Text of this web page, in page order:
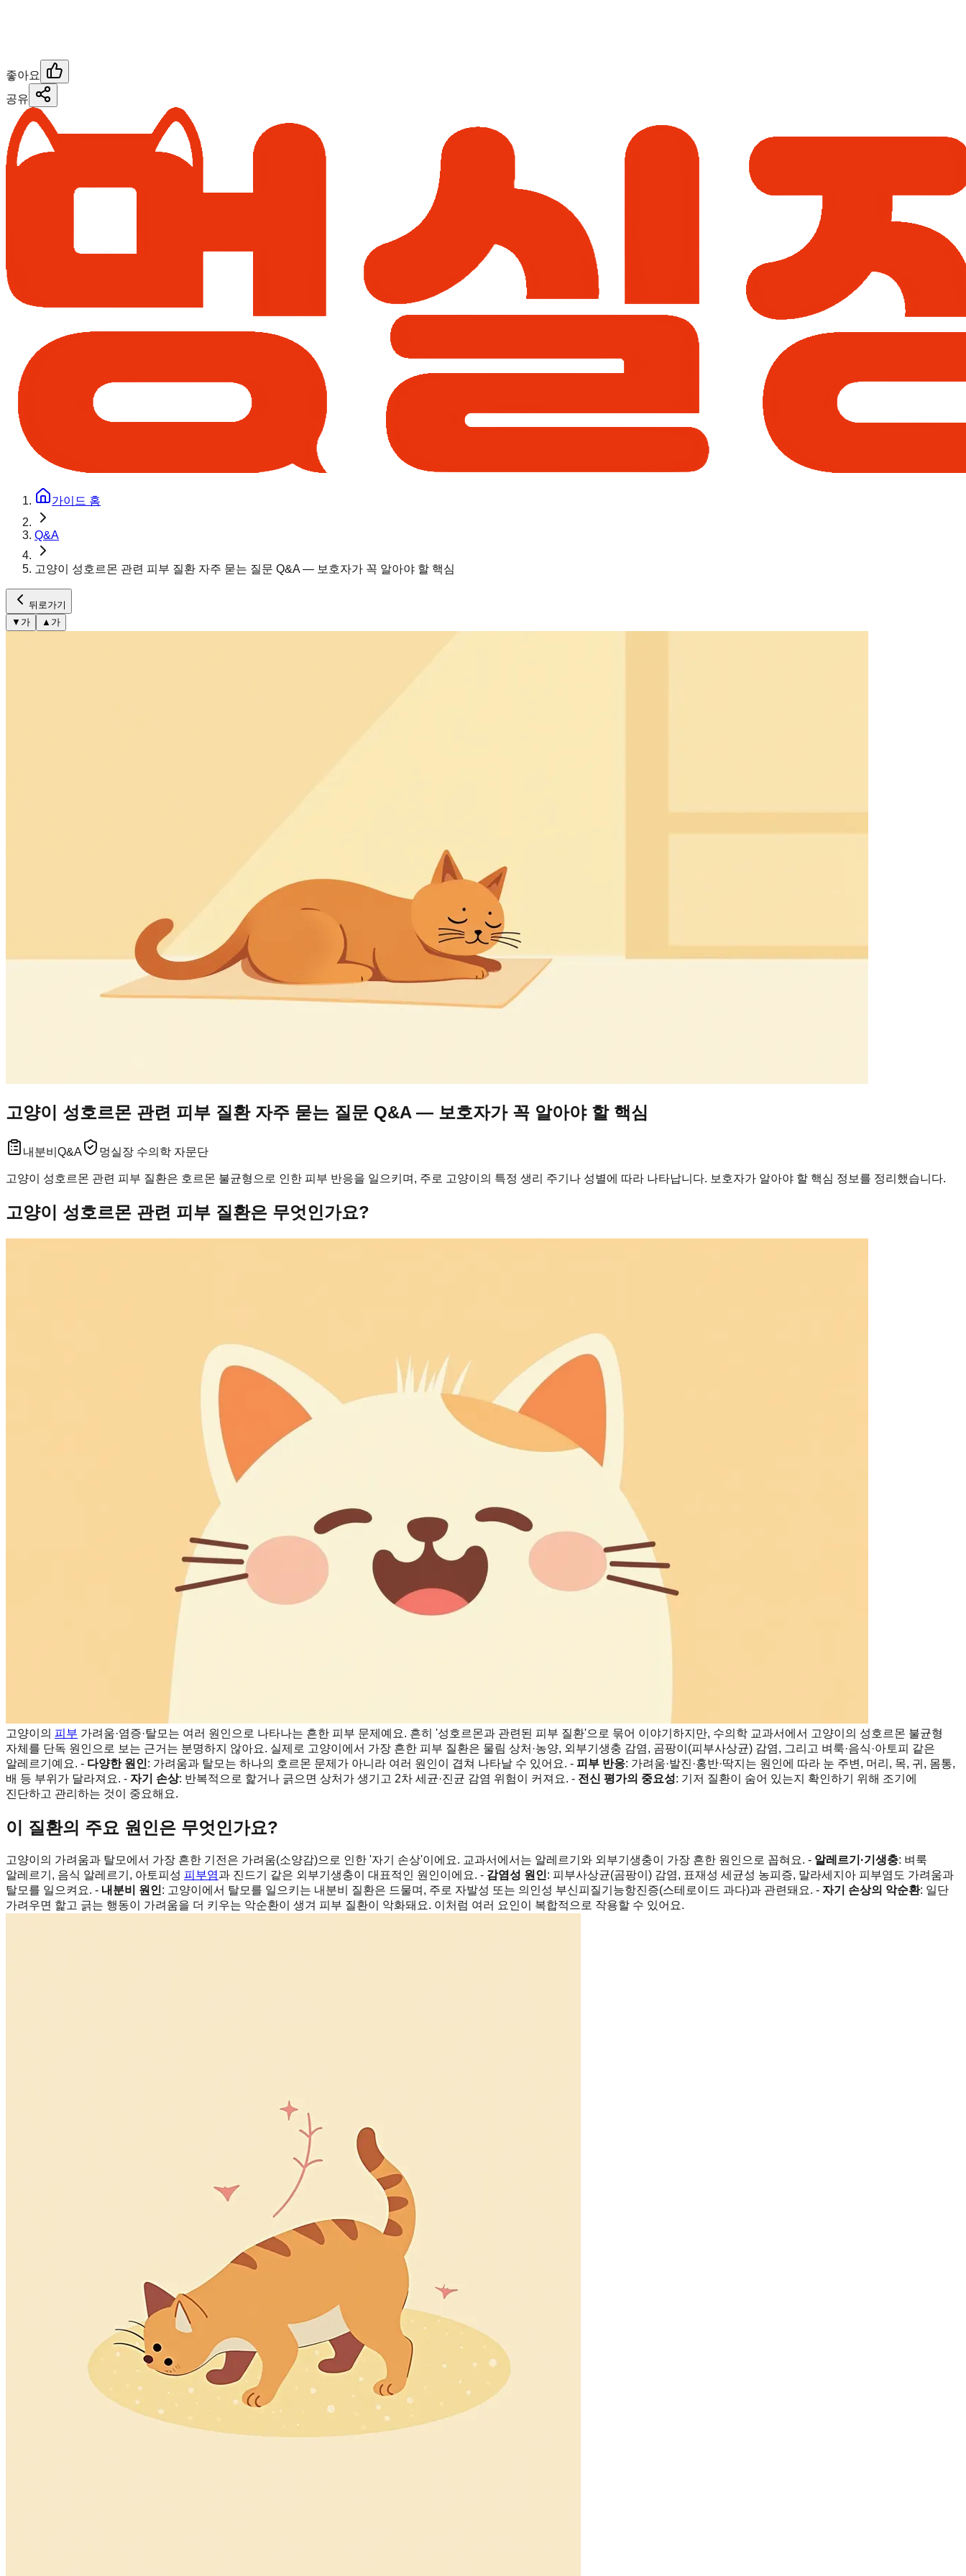
좋아요
공유
가이드 홈
Q&A
고양이 성호르몬 관련 피부 질환 자주 묻는 질문 Q&A — 보호자가 꼭 알아야 할 핵심
뒤로가기
▼ 가 ▲ 가
고양이 성호르몬 관련 피부 질환 자주 묻는 질문 Q&A — 보호자가 꼭 알아야 할 핵심
내분비 Q&A 멍실장 수의학 자문단
고양이 성호르몬 관련 피부 질환은 호르몬 불균형으로 인한 피부 반응을 일으키며, 주로 고양이의 특정 생리 주기나 성별에 따라 나타납니다. 보호자가 알아야 할 핵심 정보를 정리했습니다.
고양이 성호르몬 관련 피부 질환은 무엇인가요?
고양이의 피부 가려움·염증·탈모는 여러 원인으로 나타나는 흔한 피부 문제예요. 흔히 '성호르몬과 관련된 피부 질환'으로 묶어 이야기하지만, 수의학 교과서에서 고양이의 성호르몬 불균형
자체를 단독 원인으로 보는 근거는 분명하지 않아요. 실제로 고양이에서 가장 흔한 피부 질환은 물림 상처·농양, 외부기생충 감염, 곰팡이(피부사상균) 감염, 그리고 벼룩·음식·아토피 같은
알레르기예요. - 다양한 원인: 가려움과 탈모는 하나의 호르몬 문제가 아니라 여러 원인이 겹쳐 나타날 수 있어요. - 피부 반응: 가려움·발진·홍반·딱지는 원인에 따라 눈 주변, 머리, 목, 귀, 몸통,
배 등 부위가 달라져요. - 자기 손상: 반복적으로 핥거나 긁으면 상처가 생기고 2차 세균·진균 감염 위험이 커져요. - 전신 평가의 중요성: 기저 질환이 숨어 있는지 확인하기 위해 조기에
진단하고 관리하는 것이 중요해요.
이 질환의 주요 원인은 무엇인가요?
고양이의 가려움과 탈모에서 가장 흔한 기전은 가려움(소양감)으로 인한 '자기 손상'이에요. 교과서에서는 알레르기와 외부기생충이 가장 흔한 원인으로 꼽혀요. - 알레르기·기생충: 벼룩
알레르기, 음식 알레르기, 아토피성 피부염과 진드기 같은 외부기생충이 대표적인 원인이에요. - 감염성 원인: 피부사상균(곰팡이) 감염, 표재성 세균성 농피증, 말라세지아 피부염도 가려움과
탈모를 일으켜요. - 내분비 원인: 고양이에서 탈모를 일으키는 내분비 질환은 드물며, 주로 자발성 또는 의인성 부신피질기능항진증(스테로이드 과다)과 관련돼요. - 자기 손상의 악순환: 일단
가려우면 핥고 긁는 행동이 가려움을 더 키우는 악순환이 생겨 피부 질환이 악화돼요. 이처럼 여러 요인이 복합적으로 작용할 수 있어요.